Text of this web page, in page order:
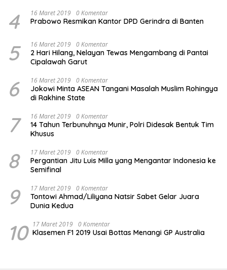
4 16 Maret 2019 0 Komentar
Prabowo Resmikan Kantor DPD Gerindra di Banten
5 16 Maret 2019 0 Komentar
2 Hari Hilang, Nelayan Tewas Mengambang di Pantai
Cipalawah Garut
6 16 Maret 2019 0 Komentar
Jokowi Minta ASEAN Tangani Masalah Muslim Rohingya
di Rakhine State
7 16 Maret 2019 0 Komentar
14 Tahun Terbunuhnya Munir, Polri Didesak Bentuk Tim
Khusus
8 17 Maret 2019 0 Komentar
Pergantian Jitu Luis Milla yang Mengantar Indonesia ke
Semifinal
9 17 Maret 2019 0 Komentar
Tontowi Ahmad/Liliyana Natsir Sabet Gelar Juara
Dunia Kedua
10 17 Maret 2019 0 Komentar
Klasemen F1 2019 Usai Bottas Menangi GP Australia